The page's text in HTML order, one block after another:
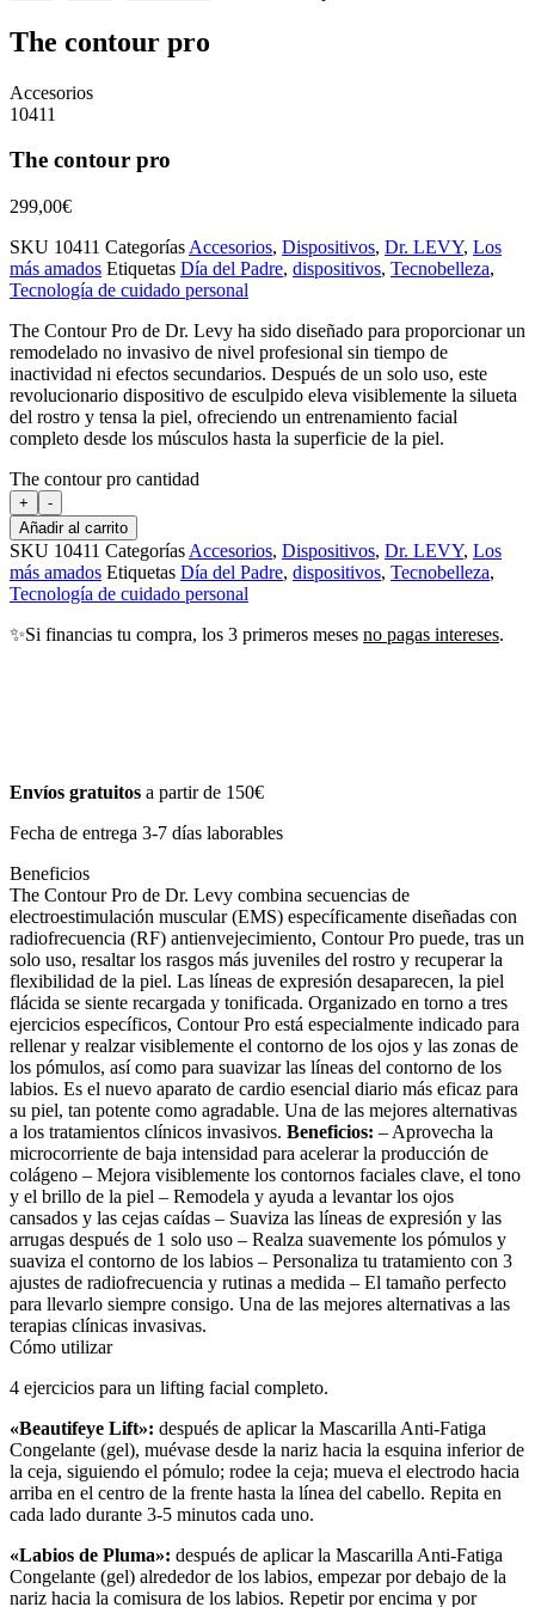
The contour pro
Accesorios
10411
The contour pro
299,00€
SKU 10411 Categorías Accesorios, Dispositivos, Dr. LEVY, Los
más amados Etiquetas Día del Padre, dispositivos, Tecnobelleza,
Tecnología de cuidado personal
The Contour Pro de Dr. Levy ha sido diseñado para proporcionar un
remodelado no invasivo de nivel profesional sin tiempo de
inactividad ni efectos secundarios. Después de un solo uso, este
revolucionario dispositivo de esculpido eleva visiblemente la silueta
del rostro y tensa la piel, ofreciendo un entrenamiento facial
completo desde los músculos hasta la superficie de la piel.
The contour pro cantidad
+
-
Añadir al carrito
SKU 10411 Categorías Accesorios, Dispositivos, Dr. LEVY, Los
más amados Etiquetas Día del Padre, dispositivos, Tecnobelleza,
Tecnología de cuidado personal
✨Si financias tu compra, los 3 primeros meses no pagas intereses.
Envíos gratuitos a partir de 150€
Fecha de entrega 3-7 días laborables
Beneficios
The Contour Pro de Dr. Levy combina secuencias de
electroestimulación muscular (EMS) específicamente diseñadas con
radiofrecuencia (RF) antienvejecimiento, Contour Pro puede, tras un
solo uso, resaltar los rasgos más juveniles del rostro y recuperar la
flexibilidad de la piel. Las líneas de expresión desaparecen, la piel
flácida se siente recargada y tonificada. Organizado en torno a tres
ejercicios específicos, Contour Pro está especialmente indicado para
rellenar y realzar visiblemente el contorno de los ojos y las zonas de
los pómulos, así como para suavizar las líneas del contorno de los
labios. Es el nuevo aparato de cardio esencial diario más eficaz para
su piel, tan potente como agradable. Una de las mejores alternativas
a los tratamientos clínicos invasivos. Beneficios: – Aprovecha la
microcorriente de baja intensidad para acelerar la producción de
colágeno – Mejora visiblemente los contornos faciales clave, el tono
y el brillo de la piel – Remodela y ayuda a levantar los ojos
cansados y las cejas caídas – Suaviza las líneas de expresión y las
arrugas después de 1 solo uso – Realza suavemente los pómulos y
suaviza el contorno de los labios – Personaliza tu tratamiento con 3
ajustes de radiofrecuencia y rutinas a medida – El tamaño perfecto
para llevarlo siempre consigo. Una de las mejores alternativas a las
terapias clínicas invasivas.
Cómo utilizar
4 ejercicios para un lifting facial completo.
«Beautifeye Lift»: después de aplicar la Mascarilla Anti-Fatiga
Congelante (gel), muévase desde la nariz hacia la esquina inferior de
la ceja, siguiendo el pómulo; rodee la ceja; mueva el electrodo hacia
arriba en el centro de la frente hasta la línea del cabello. Repita en
cada lado durante 3-5 minutos cada uno.
«Labios de Pluma»: después de aplicar la Mascarilla Anti-Fatiga
Congelante (gel) alrededor de los labios, empezar por debajo de la
nariz hacia la comisura de los labios. Repetir por encima y por